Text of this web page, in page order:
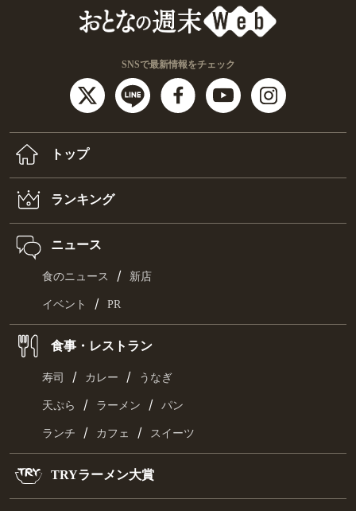
SNSで最新情報をチェック
トップ
ランキング
ニュース
食のニュース / 新店
イベント / PR
食事・レストラン
寿司 / カレー / うなぎ
天ぷら / ラーメン / パン
ランチ / カフェ / スイーツ
TRYラーメン大賞